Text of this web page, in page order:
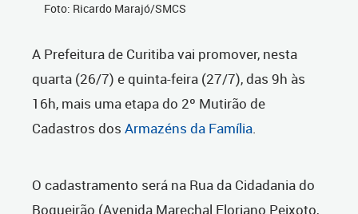
Foto: Ricardo Marajó/SMCS
A Prefeitura de Curitiba vai promover, nesta
quarta (26/7) e quinta-feira (27/7), das 9h às
16h, mais uma etapa do 2º Mutirão de
Cadastros dos Armazéns da Família.
O cadastramento será na Rua da Cidadania do
Boqueirão (Avenida Marechal Floriano Peixoto,